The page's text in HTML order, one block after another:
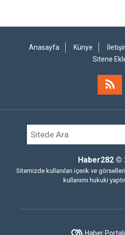
Anasayfa Künye
Sitene
Haber282 ©
Sitemizde kullanılan içerik ve
kullanımı hukuki
Haber Portalı